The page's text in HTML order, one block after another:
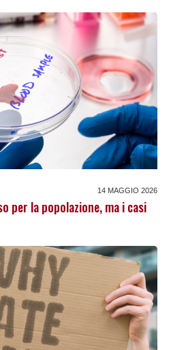
14 MAGGIO 2026
per la popolazione, ma i casi